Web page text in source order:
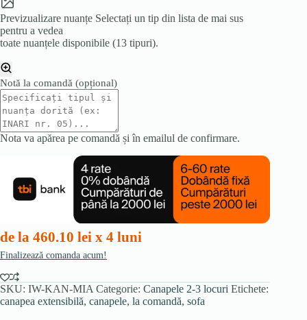
Previzualizare nuanțe Selectați un tip din lista de mai sus
pentru a vedea
toate nuanțele disponibile (13 tipuri).
Notă la comandă (opțional)
Nota va apărea pe comandă și în emailul de confirmare.
de la 460.10 lei x 4 luni
Finalizează comanda acum!
SKU: IW-KAN-MIA Categorie: Canapele 2-3 locuri Etichete:
canapea extensibilă, canapele, la comandă, sofa